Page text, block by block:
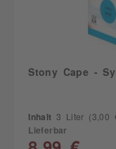
Stony Cape -
Inhalt 3 Liter (3,00
Lieferbar